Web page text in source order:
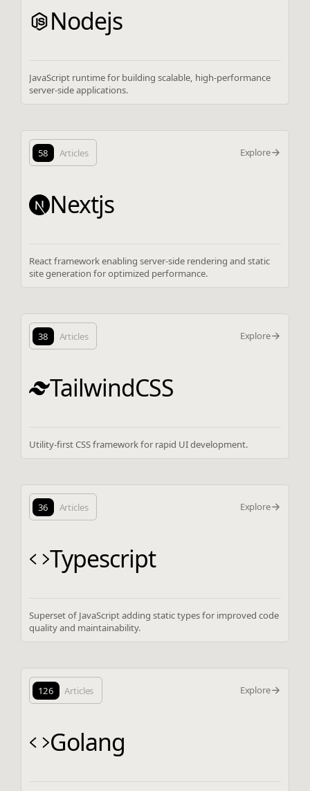
Nodejs
JavaScript runtime for building scalable, high-performance
server-side applications.
58 Articles Explore
Nextjs
React framework enabling server-side rendering and static
site generation for optimized performance.
38 Articles Explore
TailwindCSS
Utility-first CSS framework for rapid UI development.
36 Articles Explore
Typescript
Superset of JavaScript adding static types for improved code
quality and maintainability.
126 Articles Explore
Golang